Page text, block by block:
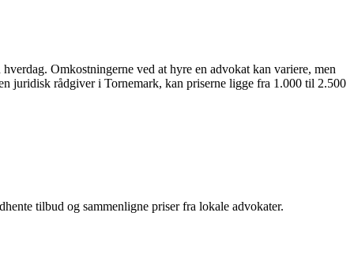
Omkostningerne ved at hyre en advokat kan variere, men
juridisk rådgiver i Tornemark, kan priserne ligge fra 1.000 til 2.500
tilbud og sammenligne priser fra lokale advokater.